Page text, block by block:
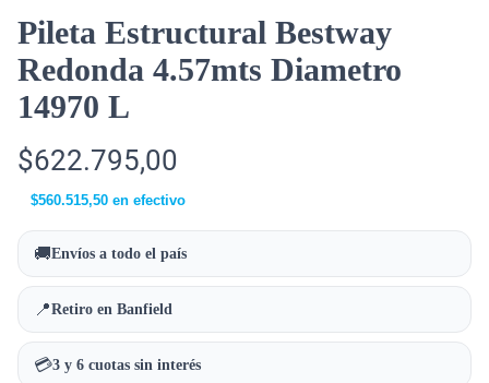
Pileta Estructural Bestway
Redonda 4.57mts Diametro
14970 L
$622.795,00
$560.515,50 en efectivo
🚚Envíos a todo el país
📍Retiro en Banfield
💳3 y 6 cuotas sin interés